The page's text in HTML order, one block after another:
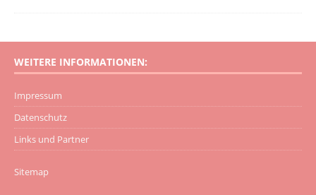
WEITERE INFORMATIONEN:
Impressum
Datenschutz
Links und Partner
Sitemap